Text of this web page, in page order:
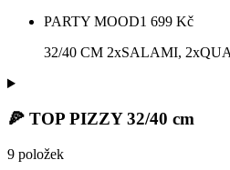
PARTY MOOD1 699 Kč
32/40 CM 2xSALAMI,
🍕 TOP PIZZY 32/40 cm
9 položek